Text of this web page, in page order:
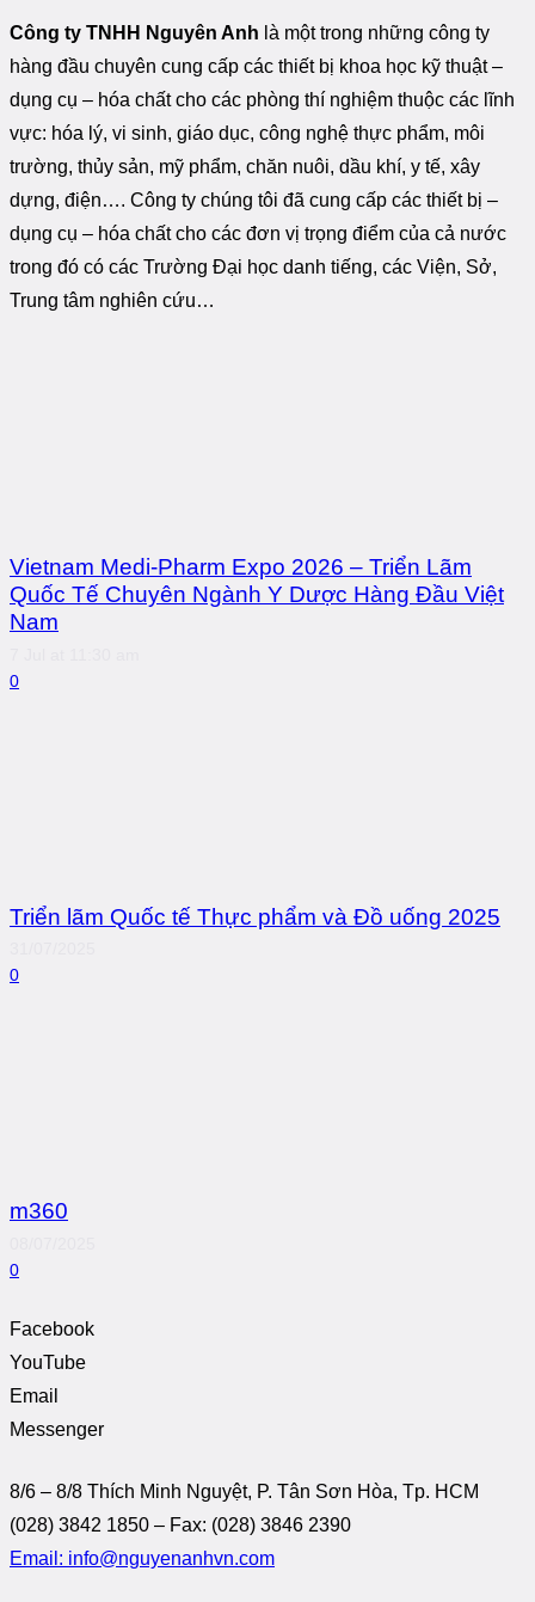
Công ty TNHH Nguyên Anh là một trong những công ty
hàng đầu chuyên cung cấp các thiết bị khoa học kỹ thuật –
dụng cụ – hóa chất cho các phòng thí nghiệm thuộc các lĩnh
vực: hóa lý, vi sinh, giáo dục, công nghệ thực phẩm, môi
trường, thủy sản, mỹ phẩm, chăn nuôi, dầu khí, y tế, xây
dựng, điện…. Công ty chúng tôi đã cung cấp các thiết bị –
dụng cụ – hóa chất cho các đơn vị trọng điểm của cả nước
trong đó có các Trường Đại học danh tiếng, các Viện, Sở,
Trung tâm nghiên cứu…
Vietnam Medi-Pharm Expo 2026 – Triển Lãm
Quốc Tế Chuyên Ngành Y Dược Hàng Đầu Việt
Nam
0
Triển lãm Quốc tế Thực phẩm và Đồ uống 2025
0
m360
0
Facebook
YouTube
Email
Messenger
8/6 – 8/8 Thích Minh Nguyệt, P. Tân Sơn Hòa, Tp. HCM
(028) 3842 1850 – Fax: (028) 3846 2390
Email: info@nguyenanhvn.com